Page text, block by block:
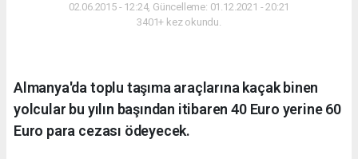
02.06.2015 - 12:24, Güncelleme: 01.12.2021 - 20:21
3401+ kez okundu.
Almanya'da toplu taşıma araçlarına kaçak binen
yolcular bu yılın başından itibaren 40 Euro yerine 60
Euro para cezası ödeyecek.